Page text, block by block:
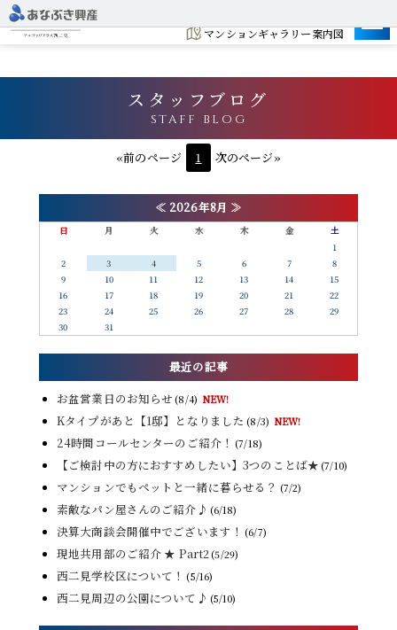
マンションギャラリー案内図
スタッフブログ
STAFF BLOG
«前のページ 1 次のページ»
≪ 2026年8月 ≫
日 月 火 水 木 金
土
1
2
3 4 5 6 7
8
9
10 11 12 13 14
15
16
17 18 19 20 21
22
23
24 25 26 27 28
29
30
31
最近の記事
お盆営業日のお知らせ (8/4) NEW!
Kタイプがあと【1邸】となりました (8/3) NEW!
24時間コールセンターのご紹介！ (7/18)
【ご検討中の方におすすめしたい】3つのことば★ (7/10)
マンションでもペットと一緒に暮らせる？ (7/2)
素敵なパン屋さんのご紹介♪ (6/18)
決算大商談会開催中でございます！ (6/7)
現地共用部のご紹介 ★ Part2(5/29)
西二見学校区について！ (5/16)
西二見周辺の公園について♪ (5/10)